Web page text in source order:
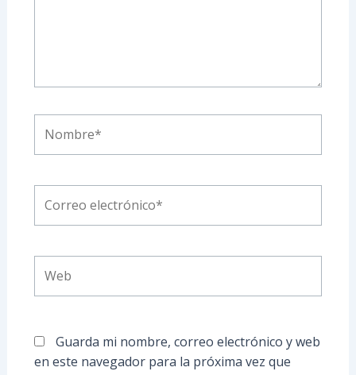
electrónico*
Guarda mi nombre, correo electrónico y web
en este navegador para la próxima vez que